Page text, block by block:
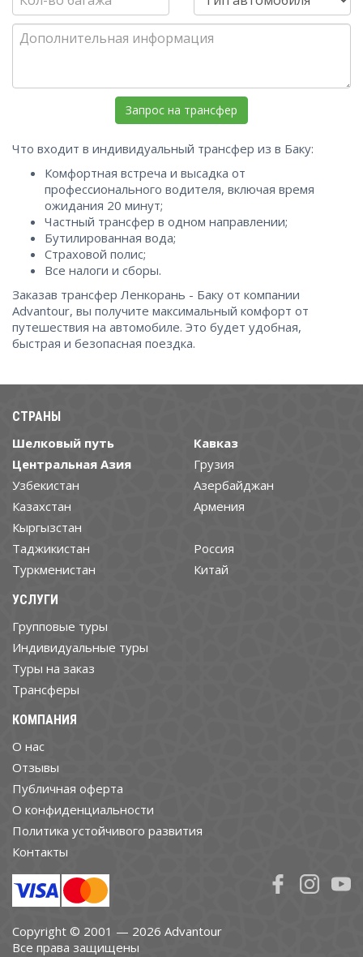
Что входит в индивидуальный трансфер из в Баку:
Комфортная встреча и высадка от
профессионального водителя, включая время
ожидания 20 минут;
Частный трансфер в одном направлении;
Бутилированная вода;
Страховой полис;
Все налоги и сборы.
Заказав трансфер Ленкорань - Баку от компании
Advantour, вы получите максимальный комфорт от
путешествия на автомобиле. Это будет удобная,
быстрая и безопасная поездка.
СТРАНЫ
Шелковый путь
Центральная Азия
Узбекистан
Казахстан
Кыргызстан
Таджикистан
Туркменистан
Кавказ
Грузия
Азербайджан
Армения
Россия
Китай
УСЛУГИ
Групповые туры
Индивидуальные туры
Туры на заказ
Трансферы
КОМПАНИЯ
О нас
Отзывы
Публичная оферта
О конфиденциальности
Политика устойчивого развития
Контакты
Copyright © 2001 — 2026 Advantour
Все права защищены